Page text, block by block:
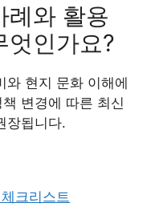
례와 활용
엇인가요?
와 현지 문화 이해에
변경에 따른 최신
장됩니다.
크리스트